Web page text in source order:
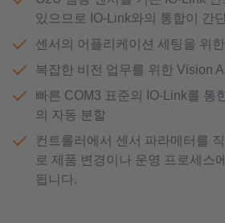
있으므로 IO-Link와의 통합이 간
센서의 어플리케이션 세팅을 위
복잡한 비전 업무를 위한 Vision
빠른 COM3 표준의 IO-Link를 통
의 자동 분할
컨트롤러에서 센서 파라메터를
로 제품 변경이나 운영 프로세스
됩니다.